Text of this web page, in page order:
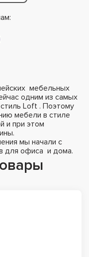
мебельных
одним из самых
Loft . Поэтому
мебели в стиле
и при этом
мы начали с
для офиса и дома.